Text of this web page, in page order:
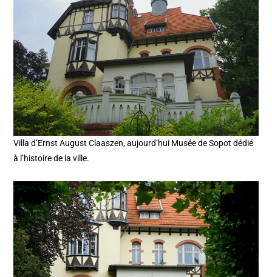
Villa d’Ernst August Claaszen, aujourd’hui Musée de Sopot dédié
à l’histoire de la ville.